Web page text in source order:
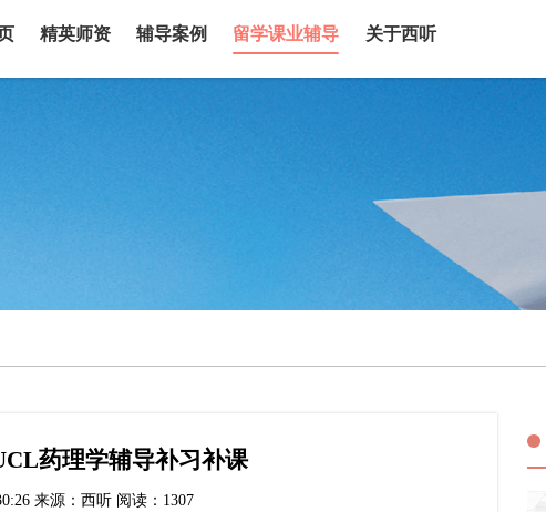
精英师资 辅导案例 留学课业辅导 关于西听
药理学辅导补习补课
来源：西听 阅读：1307